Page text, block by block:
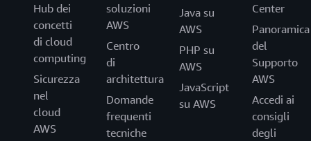
Hub dei
concetti
di cloud
computing
Sicurezza
nel
cloud
AWS
soluzioni
AWS
Centro
di
architettura
Domande
frequenti
tecniche
Java su
AWS
PHP su
AWS
JavaScript
su AWS
Center
Panoramica
del
Supporto
AWS
Accedi ai
consigli
degli